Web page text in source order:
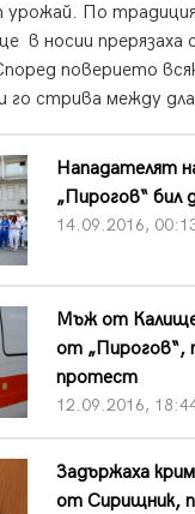
урожай. По
в носии прерязаха
поверието
го стрива между
Нападателят
„Пирогов“ бил
14.09.2016,
Мъж от Калище
от „Пирогов“,
протест
12.09.2016,
Задържаха
от Сирищник,